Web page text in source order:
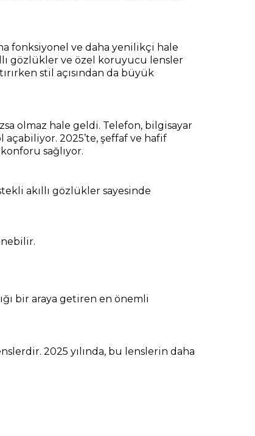
fonksiyonel ve daha yenilikçi hale
gözlükler ve özel koruyucu lensler
stil açısından da büyük
olmaz hale geldi. Telefon, bilgisayar
2025’te, şeffaf ve hafif
sağlıyor.
akıllı gözlükler sayesinde
bir araya getiren en önemli
2025 yılında, bu lenslerin daha